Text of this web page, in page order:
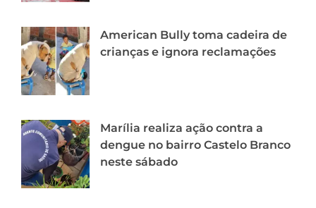
American Bully toma cadeira de
crianças e ignora reclamações
Marília realiza ação contra a
dengue no bairro Castelo Branco
neste sábado